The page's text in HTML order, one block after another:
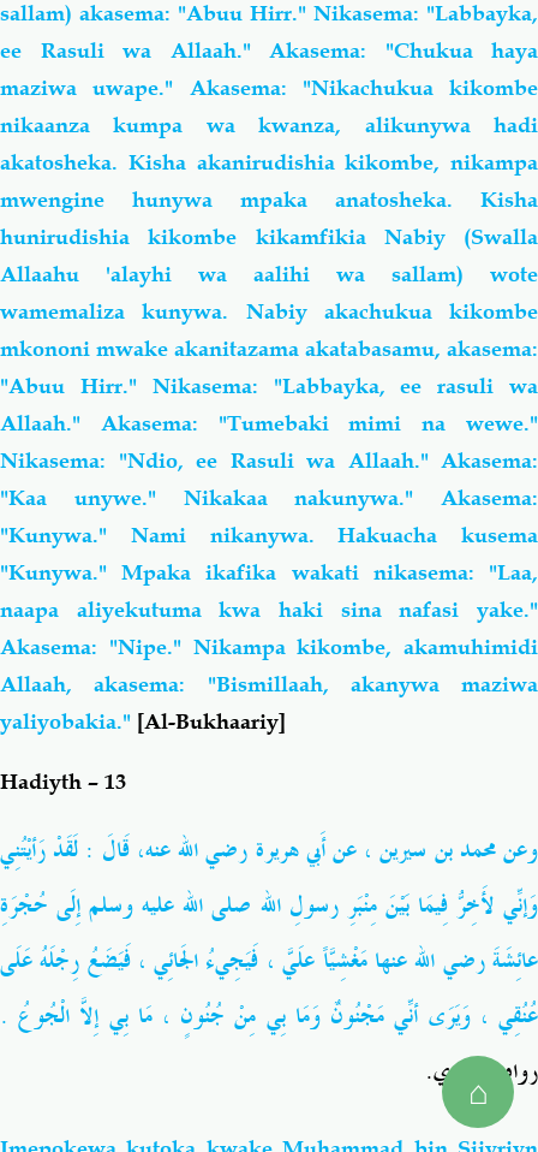
⌂
sallam) akasema: "Abuu Hirr." Nikasema: "Labbayka,
ee Rasuli wa Allaah." Akasema: "Chukua haya
maziwa uwape." Akasema: "Nikachukua kikombe
nikaanza kumpa wa kwanza, alikunywa hadi
akatosheka. Kisha akanirudishia kikombe, nikampa
mwengine hunywa mpaka anatosheka. Kisha
hunirudishia kikombe kikamfikia Nabiy (Swalla
Allaahu 'alayhi wa aalihi wa sallam) wote
wamemaliza kunywa. Nabiy akachukua kikombe
mkononi mwake akanitazama akatabasamu, akasema:
"Abuu Hirr." Nikasema: "Labbayka, ee rasuli wa
Allaah." Akasema: "Tumebaki mimi na wewe."
Nikasema: "Ndio, ee Rasuli wa Allaah." Akasema:
"Kaa unywe." Nikakaa nakunywa." Akasema:
"Kunywa." Nami nikanywa. Hakuacha kusema
"Kunywa." Mpaka ikafika wakati nikasema: "Laa,
naapa aliyekutuma kwa haki sina nafasi yake."
Akasema: "Nipe." Nikampa kikombe, akamuhimidi
Allaah, akasema: "Bismillaah, akanywa maziwa
yaliyobakia." [Al-Bukhaariy]
Hadiyth – 13
وعن محمد بن سيرين ، عن أَبي هريرةرضي الله عنه، قَالَ : لَقَدْ رَأيْتُنِي
وَإنِّي لأَخِرُّ فِيمَا بَيْنَ مِنْبَرِ رسولِ الله صلى الله عليه وسلمإِلَى حُجْرَةِ
عائِشَةَ رضي الله عنها مَغْشِيّاً عَلَيَّ ، فَيَجِيءُ الجَائِي ، فَيَضَعُ رِجْلَهُ عَلَى
عُنُقِي ، وَيَرَى أنِّي مَجْنُونٌ وَمَا بِي مِنْ جُنُونٍ ، مَا بِي إِلاَّ الْجُوعُ .
رواه البخاري.